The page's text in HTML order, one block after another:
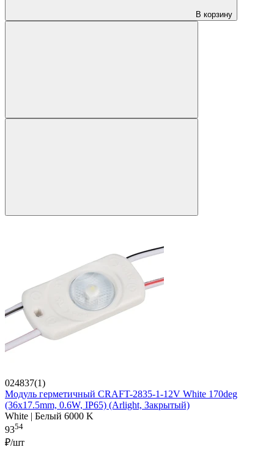
В корзину
024837(1)
Модуль герметичный CRAFT-2835-1-12V White 170deg
(36x17.5mm, 0.6W, IP65) (Arlight, Закрытый)
White | Белый 6000 K
9354
₽/шт